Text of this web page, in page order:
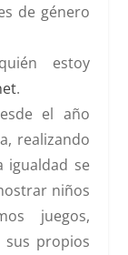
de género
estoy
.
el año
realizando
igualdad se
niños
juegos,
sus propios